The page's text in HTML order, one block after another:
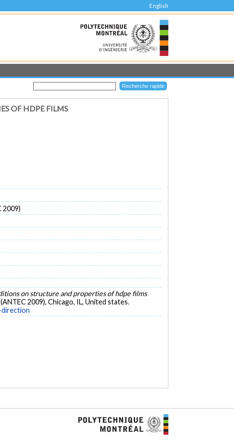
English
OF HDPE FILMS
2009)
on structure and properties of hdpe films
2009), Chicago, IL, United states.
direction